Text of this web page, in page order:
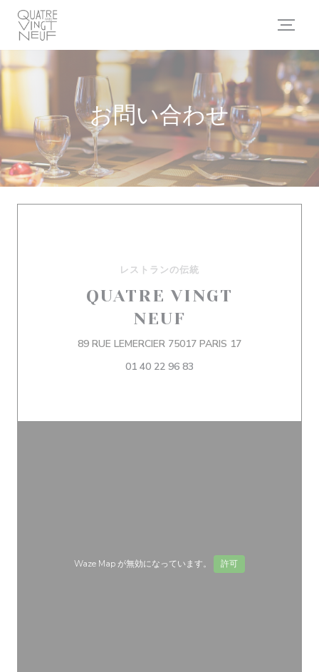
クッキー利用の管理について
お問い合わせ
レストランの伝統
QUATRE VINGT
NEUF
89 RUE LEMERCIER 75017 PARIS 17((新しいウィン
01 40 22 96 83
Waze Map が無効になっています。 許可